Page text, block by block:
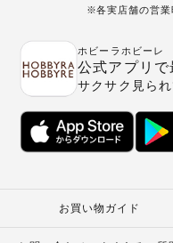
※各実店舗の営業
ホビーラホビーレ
公式アプリで
サクサク見ら
お買い物ガイド